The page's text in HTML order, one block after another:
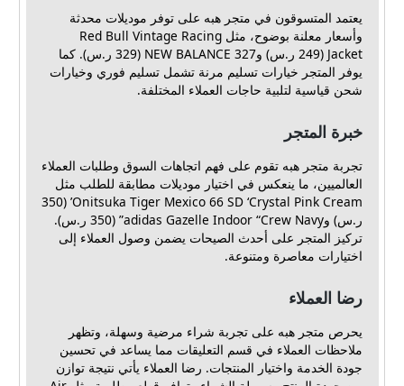
يعتمد المتسوقون في متجر هبه على توفر موديلات محدثة
وأسعار معلنة بوضوح، مثل Red Bull Vintage Racing
Jacket (249 ر.س) وNEW BALANCE 327 (329 ر.س). كما
يوفر المتجر خيارات تسليم مرنة تشمل تسليم فوري وخيارات
شحن قياسية لتلبية حاجات العملاء المختلفة.
خبرة المتجر
تجربة متجر هبه تقوم على فهم اتجاهات السوق وطلبات العملاء
العالميين، ما ينعكس في اختيار موديلات مطابقة للطلب مثل
Onitsuka Tiger Mexico 66 SD ‘Crystal Pink Cream’ (350
ر.س) وadidas Gazelle Indoor “Crew Navy” (350 ر.س).
تركيز المتجر على أحدث الصيحات يضمن وصول العملاء إلى
اختيارات معاصرة ومتنوعة.
رضا العملاء
يحرص متجر هبه على تجربة شراء مرضية وسهلة، وتظهر
ملاحظات العملاء في قسم التعليقات مما يساعد في تحسين
جودة الخدمة واختيار المنتجات. رضا العملاء يأتي نتيجة توازن